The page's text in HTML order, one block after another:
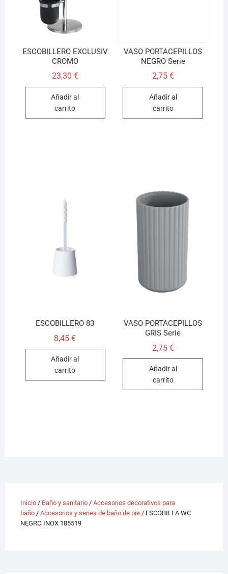
ESCOBILLERO EXCLUSIV
CROMO
23,30 €
Añadir al
carrito
VASO PORTACEPILLOS
NEGRO Serie
2,75 €
Añadir al
carrito
ESCOBILLERO 83
8,45€
Añadir al
carrito
VASO PORTACEPILLOS
GRIS Serie
2,75 €
Añadir al
carrito
Inicio/ Baño y sanitario/ Accesorios decorativos para
baño/ Accesorios y series de baño de pie/ ESCOBILLA WC
NEGRO INOX 185519